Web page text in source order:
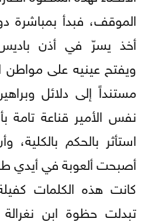
الموقف، فبدأ
أخذ يسرّ في أذن باديس
ويفتح عينيه على مواطن
مستنداً إلى دلائل
نفس الأمير قناعة تامة
استأثر بالحكم بالكلية،
أصبحت ألعوبة في أيدي
كانت هذه الكلمات
تبدلت حظوة ابن نغرالة